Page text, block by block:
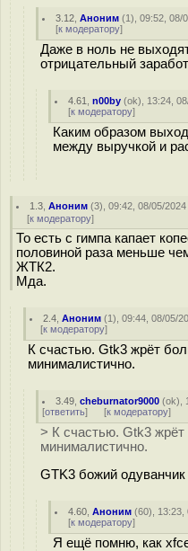
3.12 ,Аноним (1), 09:52, 08/
[к модератору]
Даже в ноль не
отрицательный
4.61 ,n00by (ok), 13:24,
[к модератору]
Каким образом
между выручкой и
1.3 ,Аноним (3), 09:42, 08/05/2024
[к модератору]
То есть с гимпа капает
половиной раза меньше
ЖТК2.
Мда.
2.4 ,Аноним (1), 09:44, 08/05/
[к модератору]
К счастью. Gtk3 жрёт
минималистично.
3.49 ,cheburnator9000 (ok),
[ответить] [к модератору]
> К счастью. Gtk3
минималистично.
GTK3 божий
4.60 ,Аноним (60), 13:23,
[к модератору]
Я ещё помню, как